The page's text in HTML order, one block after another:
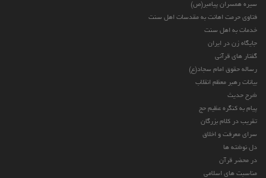
سیره همسران پیامبر(ص)
فتاوی حرمت اهانت به مقدسات اهل سنت
خدمات به اهل سنت
جایگاه زن در ایران
گفتار های قرآنی
رساله حقوق امام سجاد(ع)
بیانات رهبر معظم انقلاب
شرح حدیث
پیام به کنگره عظیم حج
تقریب در کلام بزرگان
سرای معرفت و اخلاق
دل نوشته ها
در محضر قرآن
مناسبت های اسلامی